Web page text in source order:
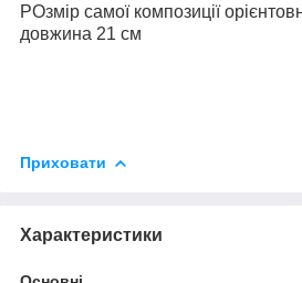
РОзмір самої композиції
довжина 21 см
Приховати
Характеристики